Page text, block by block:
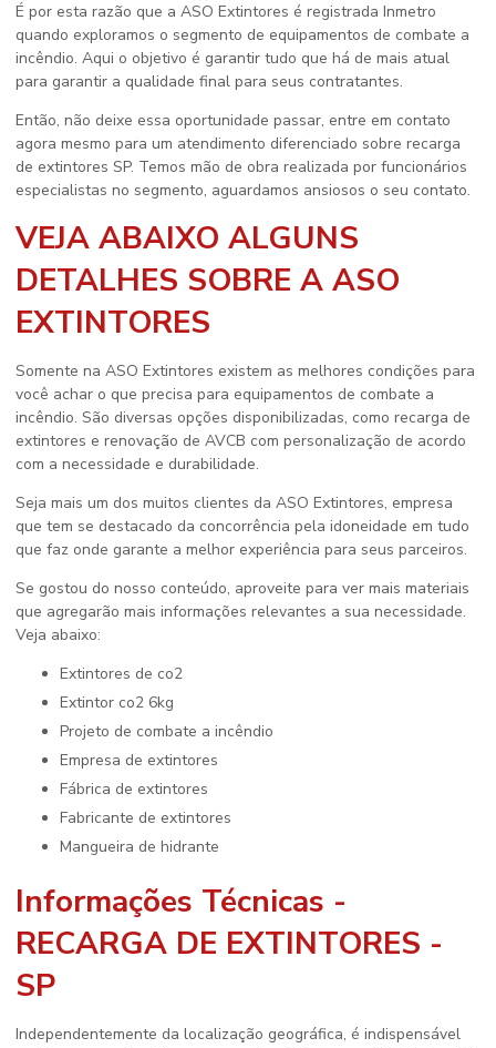
É por esta razão que a ASO Extintores é registrada Inmetro
quando exploramos o segmento de equipamentos de combate a
incêndio. Aqui o objetivo é garantir tudo que há de mais atual
para garantir a qualidade final para seus contratantes.
Então, não deixe essa oportunidade passar, entre em contato
agora mesmo para um atendimento diferenciado sobre recarga
de extintores SP. Temos mão de obra realizada por funcionários
especialistas no segmento, aguardamos ansiosos o seu contato.
VEJA ABAIXO ALGUNS
DETALHES SOBRE A ASO
EXTINTORES
Somente na ASO Extintores existem as melhores condições para
você achar o que precisa para equipamentos de combate a
incêndio. São diversas opções disponibilizadas, como recarga de
extintores e renovação de AVCB com personalização de acordo
com a necessidade e durabilidade.
Seja mais um dos muitos clientes da ASO Extintores, empresa
que tem se destacado da concorrência pela idoneidade em tudo
que faz onde garante a melhor experiência para seus parceiros.
Se gostou do nosso conteúdo, aproveite para ver mais materiais
que agregarão mais informações relevantes a sua necessidade.
Veja abaixo:
extintores de co2
extintor co2 6kg
projeto de combate a incêndio
empresa de extintores
fábrica de extintores
fabricante de extintores
mangueira de hidrante
Informações Técnicas -
RECARGA DE EXTINTORES -
SP
Independentemente da localização geográfica, é indispensável